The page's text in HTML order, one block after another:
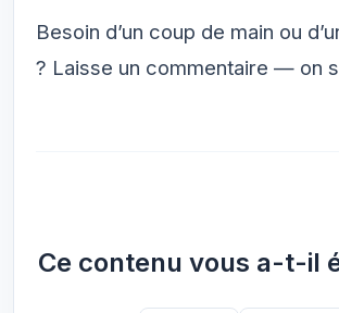
Besoin d’un coup de main ou
? Laisse un commentaire — on
Ce contenu vous a-t-il